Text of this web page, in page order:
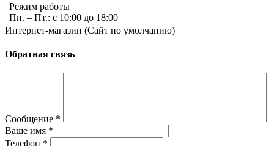
Режим работы
Пн. – Пт.: с 10:00 до 18:00
Интернет-магазин (Сайт по умолчанию)
Обратная связь
Сообщение *
Ваше имя *
Телефон *